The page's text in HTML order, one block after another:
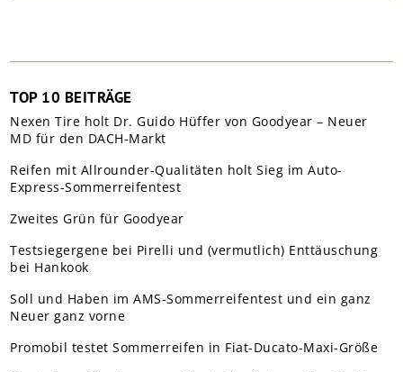
TOP 10 BEITRÄGE
Nexen Tire holt Dr. Guido Hüffer von Goodyear – Neuer
MD für den DACH-Markt
Reifen mit Allrounder-Qualitäten holt Sieg im Auto-
Express-Sommerreifentest
Zweites Grün für Goodyear
Testsiegergene bei Pirelli und (vermutlich) Enttäuschung
bei Hankook
Soll und Haben im AMS-Sommerreifentest und ein ganz
Neuer ganz vorne
Promobil testet Sommerreifen in Fiat-Ducato-Maxi-Größe